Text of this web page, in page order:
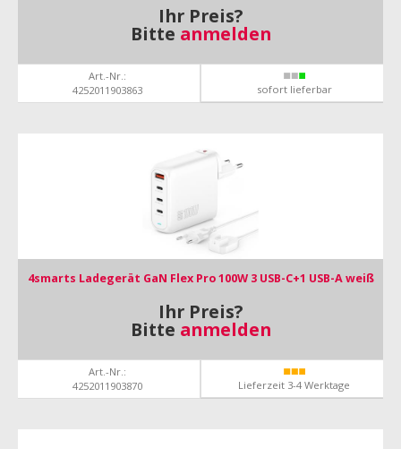
Ihr Preis?
Bitte anmelden
Art.-Nr.:
4252011903863
sofort lieferbar
4smarts Ladegerät GaN Flex Pro 100W 3 USB-C+1 USB-A weiß
Ihr Preis?
Bitte anmelden
Art.-Nr.:
4252011903870
Lieferzeit 3-4 Werktage